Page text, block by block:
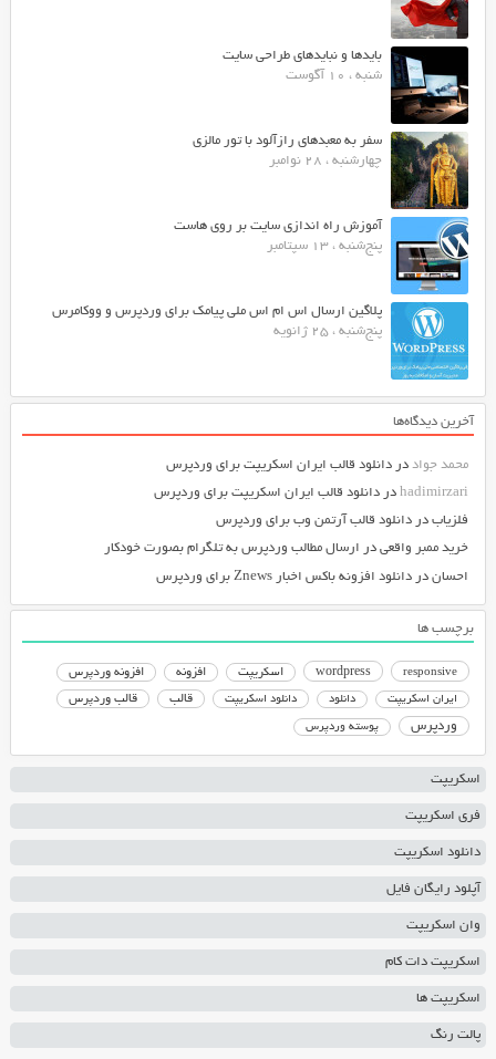
بایدها و نبایدهای طراحی سایت
شنبه ، 10 آگوست
سفر به معبدهای رازآلود با تور مالزی
چهارشنبه ، 28 نوامبر
آموزش راه اندازی سایت بر روی هاست
پنج‌شنبه ، 13 سپتامبر
پلاگین ارسال اس ام اس ملی پیامک برای وردپرس و ووکامرس
پنج‌شنبه ، 25 ژانویه
آخرین دیدگاه‌ها
محمد جواددر دانلود قالب ایران اسکریپت برای وردپرس
hadimirzariدر دانلود قالب ایران اسکریپت برای وردپرس
فلزیابدر دانلود قالب آرتمن وب برای وردپرس
خرید ممبر واقعیدر ارسال مطالب وردپرس به تلگرام بصورت خودکار
احساندر دانلود افزونه باکس اخبار Znews برای وردپرس
برچسب ها
responsive
wordpress اسکریپت افزونه افزونه وردپرس
ایران اسکریپت دانلود دانلود اسکریپت قالب قالب وردپرس
وردپرس پوسته وردپرس
اسکریپت
فری اسکریپت
دانلود اسکریپت
آپلود رایگان فایل
وان اسکریپت
اسکریپت دات کام
اسکریپت ها
پالت رنگ